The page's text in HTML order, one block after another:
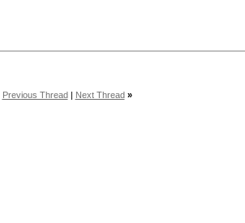
Previous Thread| Next Thread »